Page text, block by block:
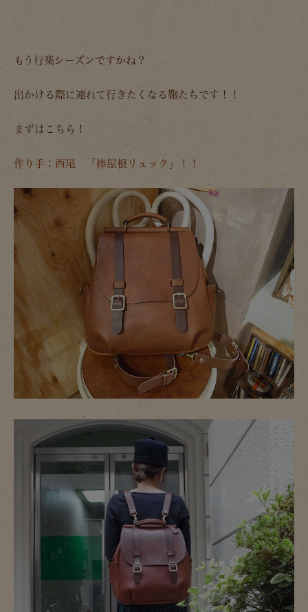
もう行楽シーズンですかね？
出かける際に連れて行きたくなる鞄たちです！！
まずはこちら！
作り手：西尾 「棒屋根リュック」！！